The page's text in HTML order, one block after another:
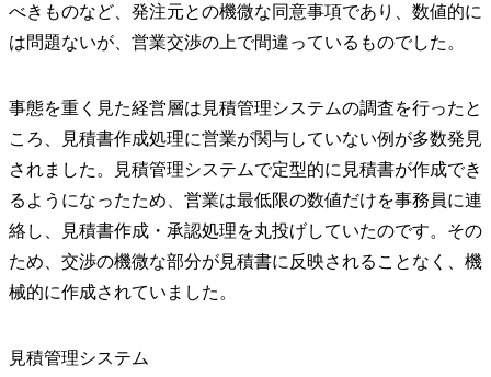
べきものなど、発注元との機微な同意事項であり、数値的に
は問題ないが、営業交渉の上で間違っているものでした。
事態を重く見た経営層は見積管理システムの調査を行ったと
ころ、見積書作成処理に営業が関与していない例が多数発見
されました。見積管理システムで定型的に見積書が作成でき
るようになったため、営業は最低限の数値だけを事務員に連
絡し、見積書作成・承認処理を丸投げしていたのです。その
ため、交渉の機微な部分が見積書に反映されることなく、機
械的に作成されていました。
見積管理システム